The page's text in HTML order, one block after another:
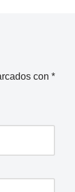
con *